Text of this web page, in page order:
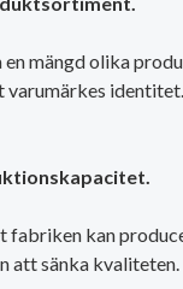
mängd olika
varumärkes
fabriken kan
att sänka